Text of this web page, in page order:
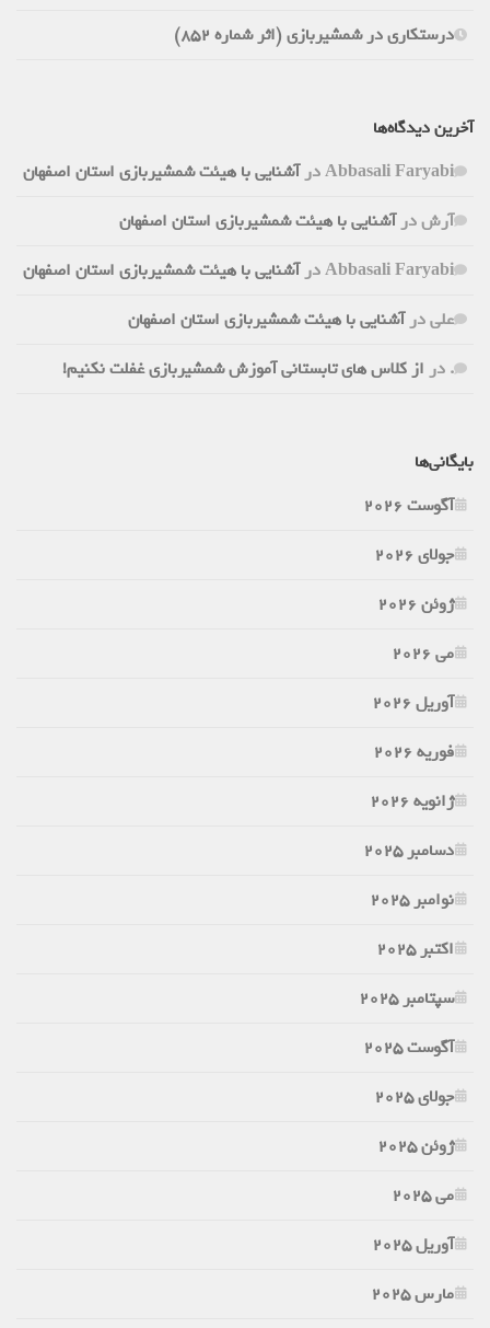
درستکاری در شمشیربازی (اثر شماره 852)
آخرین دیدگاه‌ها
Abbasali Faryabiدرآشنایی با هیئت شمشیربازی استان اصفهان
آرشدرآشنایی با هیئت شمشیربازی استان اصفهان
Abbasali Faryabiدرآشنایی با هیئت شمشیربازی استان اصفهان
علیدرآشنایی با هیئت شمشیربازی استان اصفهان
.دراز کلاس های تابستانی آموزش شمشیربازی غفلت نکنیم!
بایگانی‌ها
آگوست 2026
جولای 2026
ژوئن 2026
می 2026
آوریل 2026
فوریه 2026
ژانویه 2026
دسامبر 2025
نوامبر 2025
اکتبر 2025
سپتامبر 2025
آگوست 2025
جولای 2025
ژوئن 2025
می 2025
آوریل 2025
مارس 2025